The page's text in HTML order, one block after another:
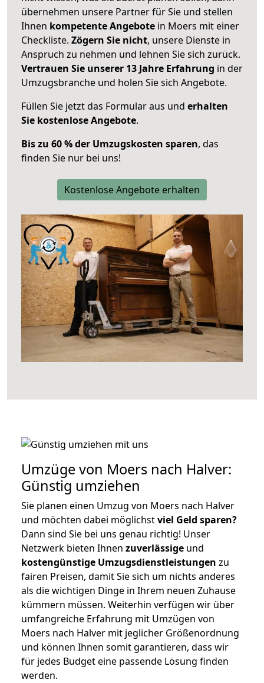
übernehmen unsere Partner für Sie und stellen
Ihnen kompetente Angebote in Moers mit einer
Checkliste. Zögern Sie nicht, unsere Dienste in
Anspruch zu nehmen und lehnen Sie sich zurück.
Vertrauen Sie unserer 13 Jahre Erfahrung in der
Umzugsbranche und holen Sie sich Angebote.
Füllen Sie jetzt das Formular aus und erhalten
Sie kostenlose Angebote.
Bis zu 60 % der Umzugskosten sparen, das
finden Sie nur bei uns!
Kostenlose Angebote erhalten
Umzüge von Moers nach Halver:
Günstig umziehen
Sie planen einen Umzug von Moers nach Halver
und möchten dabei möglichstviel Geld sparen?
Dann sind Sie bei uns genau richtig! Unser
Netzwerk bieten Ihnen zuverlässige und
kostengünstige Umzugsdienstleistungen zu
fairen Preisen, damit Sie sich um nichts anderes
als die wichtigen Dinge in Ihrem neuen Zuhause
kümmern müssen. Weiterhin verfügen wir über
umfangreiche Erfahrung mit Umzügen von
Moers nach Halver mit jeglicher Größenordnung
und können Ihnen somit garantieren, dass wir
für jedes Budget eine passende Lösung finden
werden.